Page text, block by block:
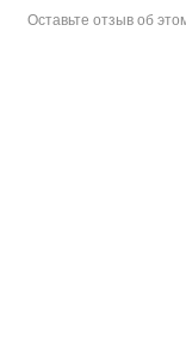
Оставьте отзыв об